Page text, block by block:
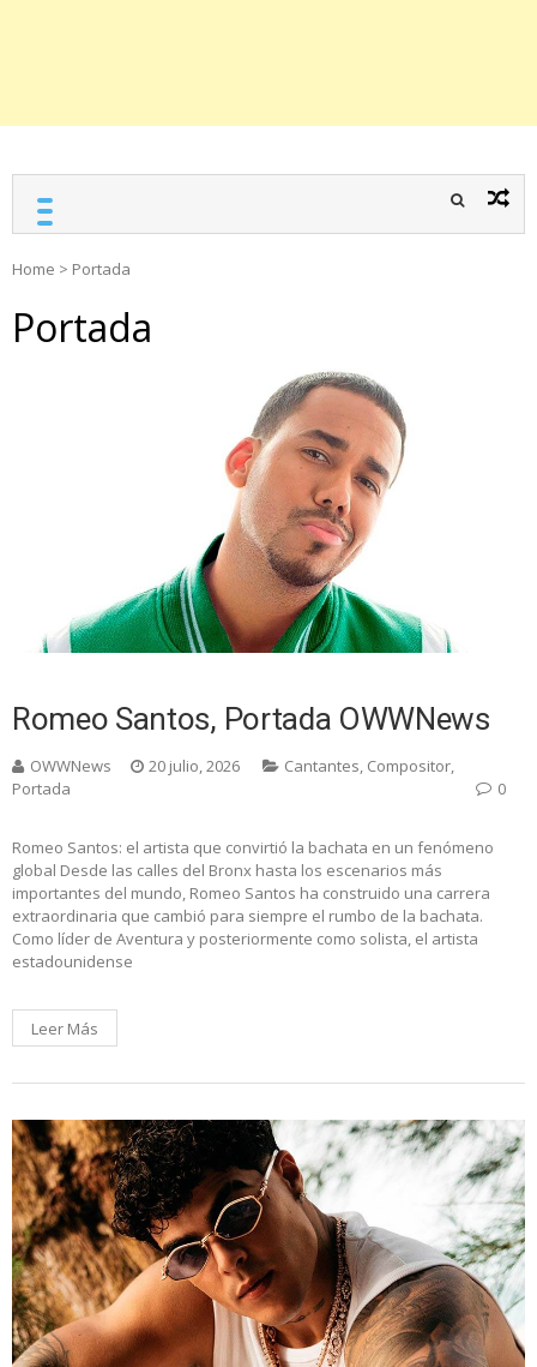
Home > Portada
Portada
Romeo Santos, Portada OWWNews
OWWNews 20 julio, 2026 Cantantes, Compositor,
Portada
0
Romeo Santos: el artista que convirtió la bachata en un fenómeno
global Desde las calles del Bronx hasta los escenarios más
importantes del mundo, Romeo Santos ha construido una carrera
extraordinaria que cambió para siempre el rumbo de la bachata.
Como líder de Aventura y posteriormente como solista, el artista
estadounidense
Leer Más